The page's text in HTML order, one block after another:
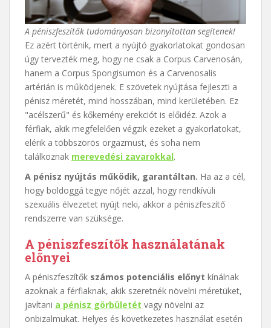
A péniszfeszítők tudományosan bizonyítottan segítenek!
Ez azért történik, mert a nyújtó gyakorlatokat gondosan
úgy tervezték meg, hogy ne csak a Corpus Carvenosán,
hanem a Corpus Spongisumon és a Carvenosalis
artérián is működjenek. E szövetek nyújtása fejleszti a
pénisz méretét, mind hosszában, mind kerületében. Ez
"acélszerű" és kőkemény erekciót is előidéz. Azok a
férfiak, akik megfelelően végzik ezeket a gyakorlatokat,
elérik a többszörös orgazmust, és soha nem
találkoznak merevedési zavarokkal.
A pénisz nyújtás működik, garantáltan. Ha az a cél,
hogy boldoggá tegye nőjét azzal, hogy rendkívüli
szexuális élvezetet nyújt neki, akkor a péniszfeszítő
rendszerre van szüksége.
A péniszfeszítők használatának
előnyei
A péniszfeszítők számos potenciális előnyt kínálnak
azoknak a férfiaknak, akik szeretnék növelni méretüket,
javítani a pénisz görbületét vagy növelni az
önbizalmukat. Helyes és következetes használat esetén